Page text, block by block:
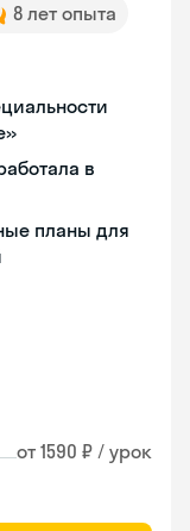
8 лет опыта
в
планы для
от 1590 ₽ / урок